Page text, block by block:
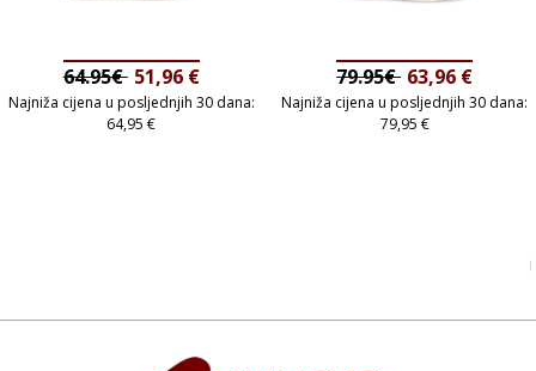
64.95€ 51,96 €
Najniža cijena u posljednjih 30 dana:
64,95€
79.95€ 63,96 €
Najniža cijena u posljednjih 30 dana:
79,95 €